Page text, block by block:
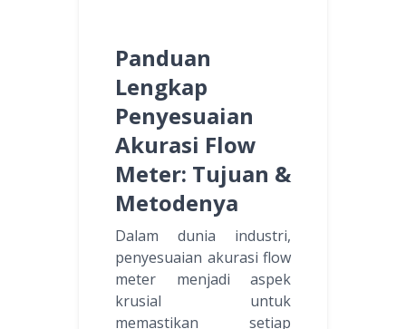
Panduan
Lengkap
Penyesuaian
Akurasi Flow
Meter: Tujuan &
Metodenya
Dalam dunia industri,
penyesuaian akurasi flow
meter menjadi aspek
krusial untuk
memastikan setiap